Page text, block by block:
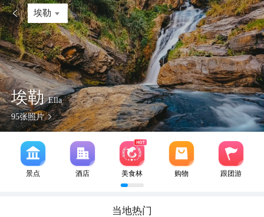
 埃勒
埃勒Ella
95张照片
景点 酒店 美食林 购物 跟团游
当地热门